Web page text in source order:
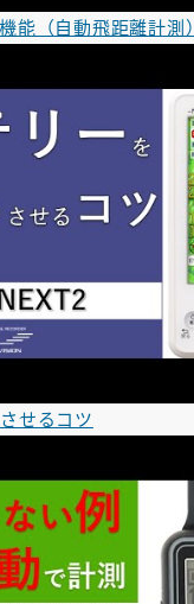
能（自動飛距離計測）
せるコツ